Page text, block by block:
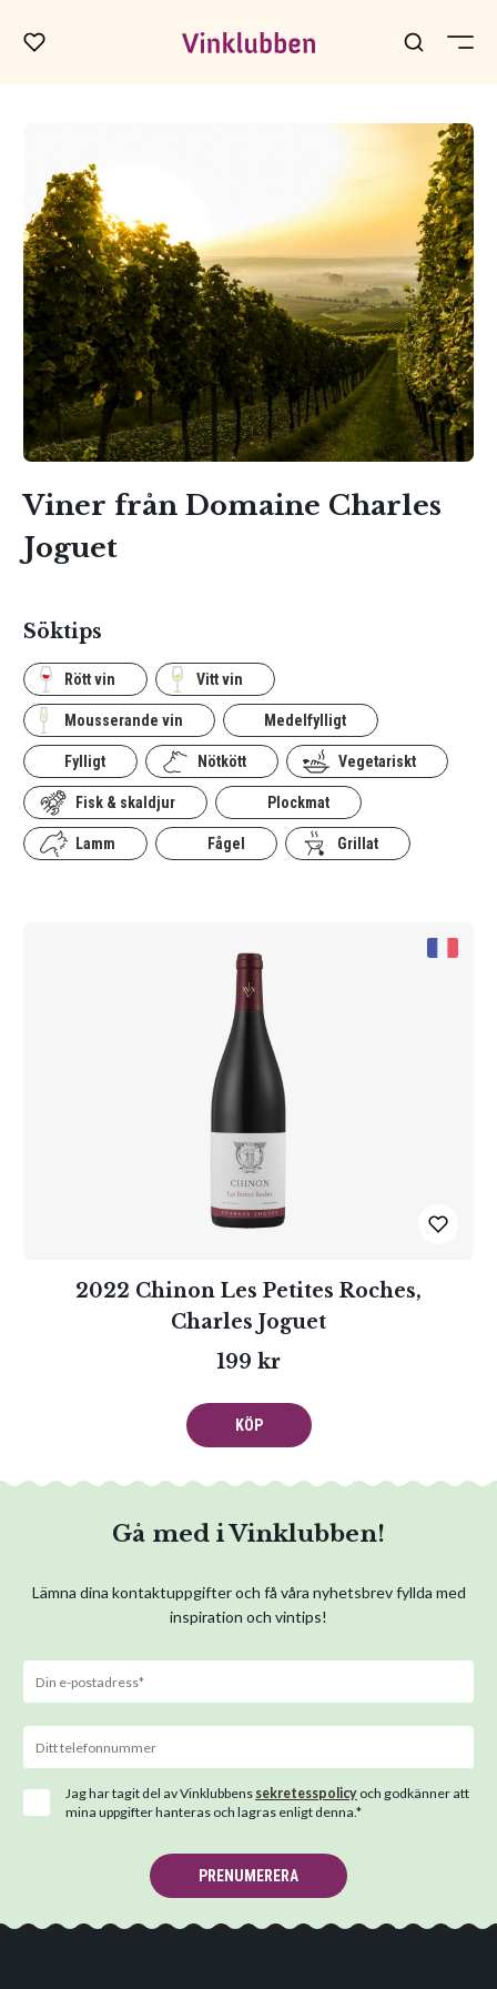
Viner från Domaine Charles
Joguet
Söktips
Rött vin Vitt vin
Mousserande vin Medelfylligt
Fylligt Nötkött Vegetariskt
Fisk & skaldjur Plockmat
Lamm Fågel Grillat
2022 Chinon Les Petites Roches,
Charles Joguet
199 kr
KÖP
Gå med i Vinklubben!
Lämna dina kontaktuppgifter och få våra nyhetsbrev fyllda med
inspiration och vintips!
Jag har tagit del av Vinklubbens sekretesspolicy och godkänner att
mina uppgifter hanteras och lagras enligt denna.*
PRENUMERERA